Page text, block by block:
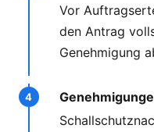
Vor
den Antrag
Genehmigung